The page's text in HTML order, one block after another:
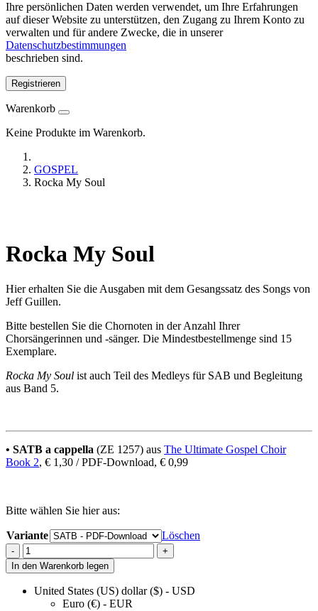
Ihre persönlichen Daten werden verwendet, um Ihre Erfahrungen
auf dieser Website zu unterstützen, den Zugang zu Ihrem Konto zu
verwalten und für andere Zwecke, die in unserer
Datenschutzbestimmungen
beschrieben sind.
Registrieren
Warenkorb
Keine Produkte im Warenkorb.
GOSPEL
Rocka My Soul
Rocka My Soul
Hier erhalten Sie die Ausgaben mit dem Gesangssatz des Songs von
Jeff Guillen.
Bitte bestellen Sie die Chornoten in der Anzahl Ihrer
Chorsängerinnen und -sänger. Die Mindestbestellmenge sind 15
Exemplare.
Rocka My Soul ist auch Teil des Medleys für SAB und Begleitung
aus Band 5.
• SATB a cappella (ZE 1257) aus The Ultimate Gospel Choir
Book 2, € 1,30 / PDF-Download, € 0,99
Bitte wählen Sie hier aus:
Variante Löschen
-
Rocka
My
Soul
quantity
+
In den Warenkorb legen
United States (US) dollar ($) - USD
Euro (€) - EUR